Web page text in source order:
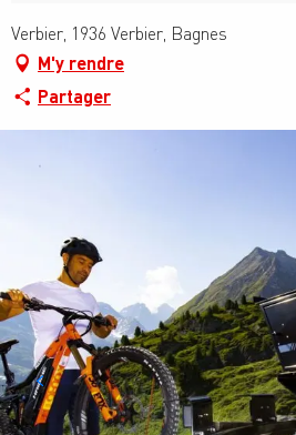
Verbier, 1936 Verbier, Bagnes
M'y rendre
Partager